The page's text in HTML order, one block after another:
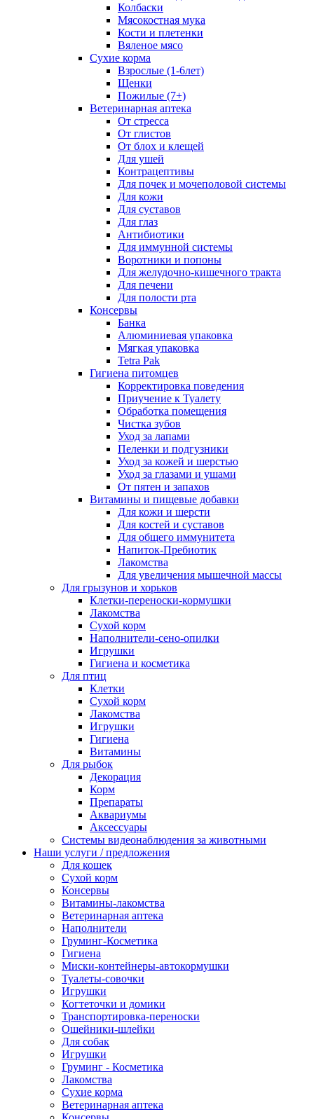
Колбаски
Мясокостная мука
Кости и плетенки
Вяленое мясо
Сухие корма
Взрослые (1-6лет)
Щенки
Пожилые (7+)
Ветеринарная аптека
От стресса
От глистов
От блох и клещей
Для ушей
Контрацептивы
Для почек и мочеполовой системы
Для кожи
Для суставов
Для глаз
Антибиотики
Для иммунной системы
Воротники и попоны
Для желудочно-кишечного тракта
Для печени
Для полости рта
Консервы
Банка
Алюминиевая упаковка
Мягкая упаковка
Tetra Pak
Гигиена питомцев
Корректировка поведения
Приучение к Туалету
Обработка помещения
Чистка зубов
Уход за лапами
Пеленки и подгузники
Уход за кожей и шерстью
Уход за глазами и ушами
От пятен и запахов
Витамины и пищевые добавки
Для кожи и шерсти
Для костей и суставов
Для общего иммунитета
Напиток-Пребиотик
Лакомства
Для увеличения мышечной массы
Для грызунов и хорьков
Клетки-переноски-кормушки
Лакомства
Сухой корм
Наполнители-сено-опилки
Игрушки
Гигиена и косметика
Для птиц
Клетки
Сухой корм
Лакомства
Игрушки
Гигиена
Витамины
Для рыбок
Декорация
Корм
Препараты
Аквариумы
Аксессуары
Cистемы видеонаблюдения за животными
Наши услуги / предложения
Для кошек
Сухой корм
Консервы
Витамины-лакомства
Ветеринарная аптека
Наполнители
Груминг-Косметика
Гигиена
Миски-контейнеры-автокормушки
Туалеты-совочки
Игрушки
Когтеточки и домики
Транспортировка-переноски
Ошейники-шлейки
Для собак
Игрушки
Груминг - Косметика
Лакомства
Сухие корма
Ветеринарная аптека